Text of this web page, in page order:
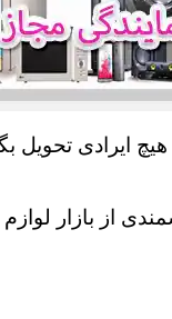
ایرادی تحویل
بازار لوازم